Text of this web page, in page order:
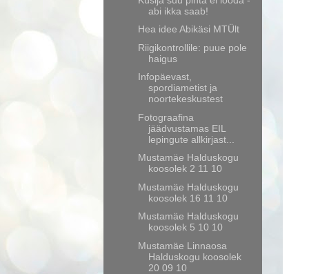
abi ikka saab!
Hea idee Abikäsi MTÜlt
Riigikontrollile: puue pole
haigus
Infopäevast,
spordiametist ja
noortekeskustest
Fotograafina
jäädvustamas EIL
lepingute allkirjast...
Mustamäe Halduskogu
koosolek 2 11 10
Mustamäe Halduskogu
koosolek 16 11 10
Mustamäe Halduskogu
koosolek 5 10 10
Mustamäe Linnaosa
Halduskogu koosolek
20 09 10